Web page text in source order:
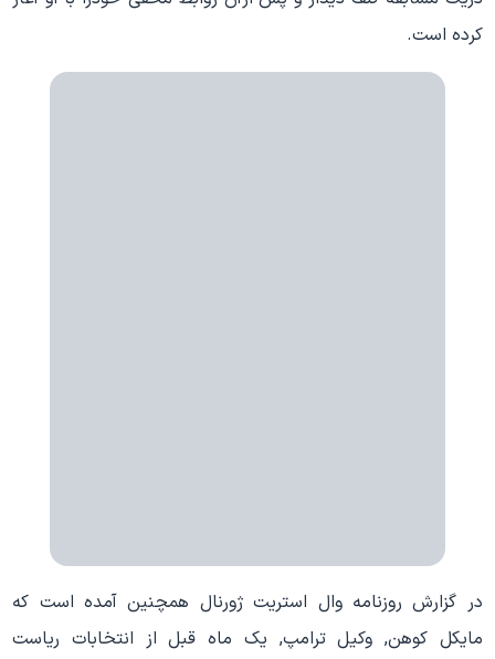
کرده است.
در گزارش روزنامه وال‌ استریت‌ ژورنال همچنین آمده است که
مایکل کوهن, وکیل ترامپ, یک ماه قبل از انتخابات ریاست